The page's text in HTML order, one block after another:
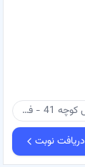
شیراز - بلوار زند - روبروی بیمارستان شهید فقیهی - نبش کوچه 41 - فوقانی بانک شهر - ساختمان پزشکی شهر - طبقه ۵ - مطب دکتر حمید آزادی
دریافت نوبت